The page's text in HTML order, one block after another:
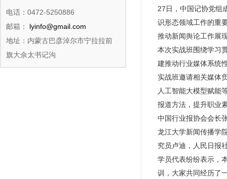
电话：0472-5250886
邮箱：
lyinfo@gmail.com
地址：内蒙古巴彦淖尔市宁拉拉前
旗大佘太书记沟
27日，中国记协党组
识形态领域工作的重
推动新闻舆论工作展
本次实战班围绕学习
建推动行业媒体系统
实战班邀请相关媒体
人工智能大模型赋能
报道方法，提升职业
中国行业报协会会长
龙江大学新闻传播学
究员卢迪，人民日报
学员代表纷纷表示，
训，大家共同经历了